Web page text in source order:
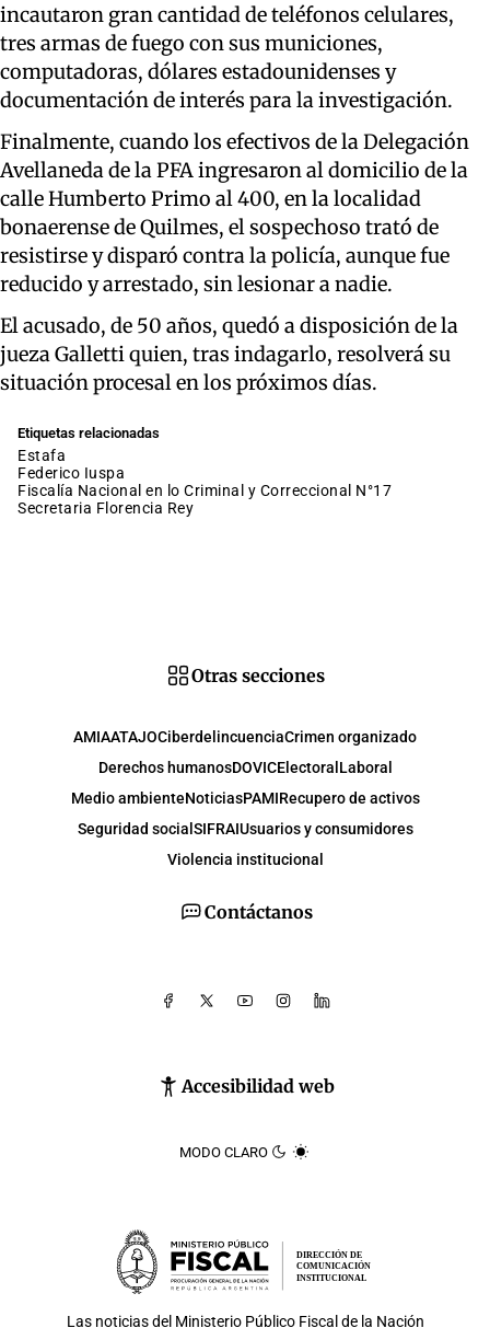
incautaron gran cantidad de teléfonos celulares,
tres armas de fuego con sus municiones,
computadoras, dólares estadounidenses y
documentación de interés para la investigación.
Finalmente, cuando los efectivos de la Delegación
Avellaneda de la PFA ingresaron al domicilio de la
calle Humberto Primo al 400, en la localidad
bonaerense de Quilmes, el sospechoso trató de
resistirse y disparó contra la policía, aunque fue
reducido y arrestado, sin lesionar a nadie.
El acusado, de 50 años, quedó a disposición de la
jueza Galletti quien, tras indagarlo, resolverá su
situación procesal en los próximos días.
Etiquetas relacionadas
estafa
Federico Iuspa
Fiscalía Nacional en lo Criminal y Correccional N°17
secretaria Florencia Rey
Contáctanos
Accesibilidad web
MODO CLARO
Otras secciones
AMIAATAJOCiberdelincuenciaCrimen organizado
Derechos humanosDOVICElectoral Laboral
Medio ambienteNoticiasPAMIRecupero de activos
Seguridad social SIFRAIUsuarios y consumidores
Violencia institucional
DIRECCIÓN DE
COMUNICACIÓN
INSTITUCIONAL
Las noticias del Ministerio Público Fiscal de la Nación